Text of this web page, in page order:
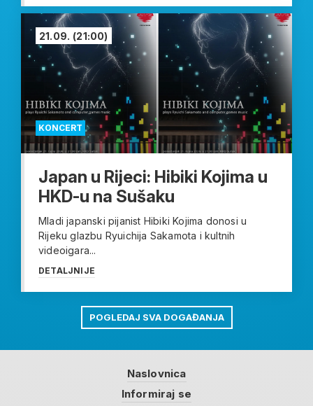
KONCERT
21.09. (21:00)
Japan u Rijeci: Hibiki Kojima u
HKD-u na Sušaku
Mladi japanski pijanist Hibiki Kojima donosi u
Rijeku glazbu Ryuichija Sakamota i kultnih
videoigara...
DETALJNIJE
POGLEDAJ SVA DOGAĐANJA
Naslovnica
Informiraj se